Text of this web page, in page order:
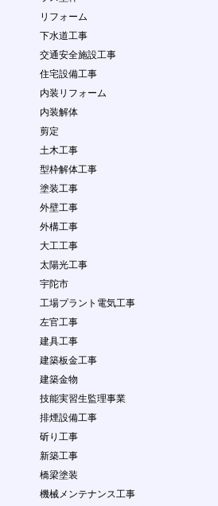
出するとともに、当社の
を負わないものとしま
づき本サービスを利用
するコンテンツについ
著作物を使用したこと
償の請求などが起こっ
て一切を免責するもの
て紛争に対処するものと
ことを理由として事務
を有しないこととしま
において当社に損害を
ることを認めます。
たって、当社は以下の
れらの禁止行為を行っ
なく、当社は該当する
とができ、また、禁止行
だし、当社は、当該デ
る義務を負うものでは
制限等の処分につきま
わないものとします。
の制定法に反する行為
リフォーム
下水道工事
交通安全施設工事
住宅設備工事
内装リフォーム
内装解体
剪定
土木工事
型枠解体工事
塗装工事
外壁工事
外構工事
大工工事
太陽光工事
宇陀市
工場プラント電気工事
左官工事
建具工事
建築板金工事
建築金物
技能実習生監理事業
排煙設備工事
斫り工事
新築工事
橋梁塗装
機械メンテナンス工事